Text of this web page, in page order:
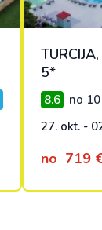
5*
8.6 no 10
27. okt. -
no 719